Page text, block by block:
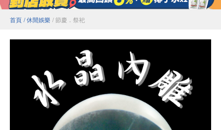
首頁 / 休閒娛樂 / 節慶．祭祀